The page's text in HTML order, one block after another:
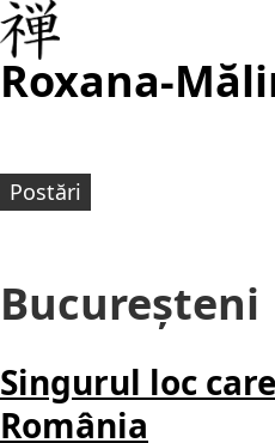
Roxana-
Postări
Bucureșteni
Singurul loc
România